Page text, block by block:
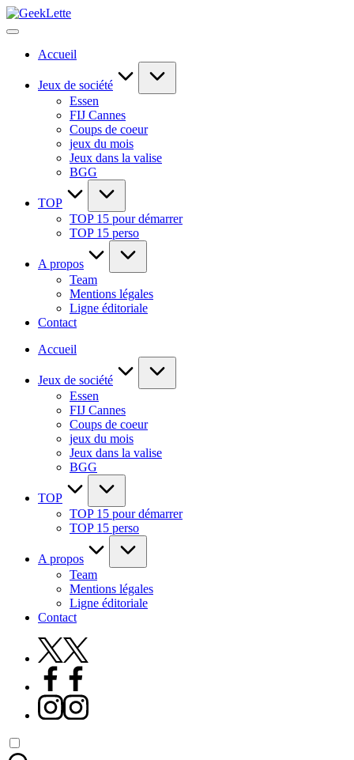
Skip
to
GeekLette
blog
Accueil
Jeux de société
Essen
FIJ Cannes
Coups de coeur
jeux du mois
Jeux dans la valise
BGG
TOP
TOP 15 pour démarrer
TOP 15 perso
A propos
Team
Mentions légales
Ligne éditoriale
Contact
Accueil
Jeux de société
Essen
FIJ Cannes
Coups de coeur
jeux du mois
Jeux dans la valise
BGG
TOP
TOP 15 pour démarrer
TOP 15 perso
A propos
Team
Mentions légales
Ligne éditoriale
Contact
X
Facebook
Instagram